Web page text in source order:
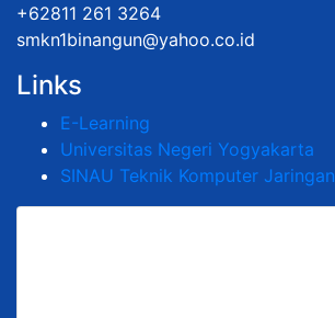
+62811 261 3264
smkn1binangun@yahoo.co.id
Links
E-Learning
Universitas Negeri Yogyakarta
SINAU Teknik Komputer Jaringan